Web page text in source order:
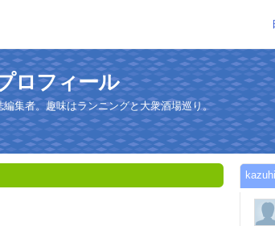
ロフィール
者。趣味はランニングと大衆酒場巡り。